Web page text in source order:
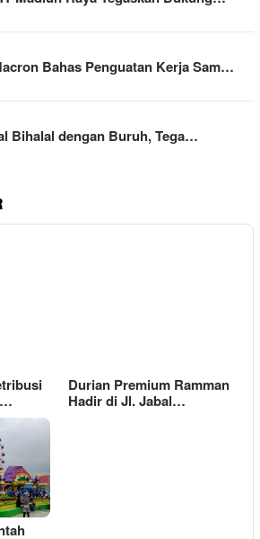
Bahas Penguatan Kerja Sam…
Bihalal dengan Buruh, Tega…
Durian Premium Ramman
Hadir di Jl. Jabal…